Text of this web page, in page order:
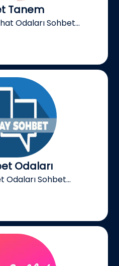
Tanem
Odaları Sohbet...
Odaları
Odaları Sohbet...